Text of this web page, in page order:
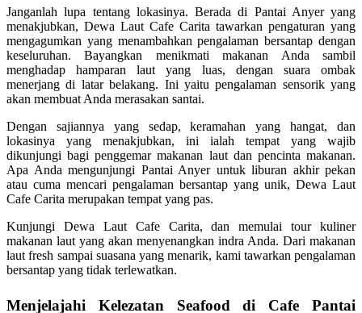
Janganlah lupa tentang lokasinya. Berada di Pantai Anyer yang
menakjubkan, Dewa Laut Cafe Carita tawarkan pengaturan yang
mengagumkan yang menambahkan pengalaman bersantap dengan
keseluruhan. Bayangkan menikmati makanan Anda sambil
menghadap hamparan laut yang luas, dengan suara ombak
menerjang di latar belakang. Ini yaitu pengalaman sensorik yang
akan membuat Anda merasakan santai.
Dengan sajiannya yang sedap, keramahan yang hangat, dan
lokasinya yang menakjubkan, ini ialah tempat yang wajib
dikunjungi bagi penggemar makanan laut dan pencinta makanan.
Apa Anda mengunjungi Pantai Anyer untuk liburan akhir pekan
atau cuma mencari pengalaman bersantap yang unik, Dewa Laut
Cafe Carita merupakan tempat yang pas.
Kunjungi Dewa Laut Cafe Carita, dan memulai tour kuliner
makanan laut yang akan menyenangkan indra Anda. Dari makanan
laut fresh sampai suasana yang menarik, kami tawarkan pengalaman
bersantap yang tidak terlewatkan.
Menjelajahi Kelezatan Seafood di Cafe Pantai